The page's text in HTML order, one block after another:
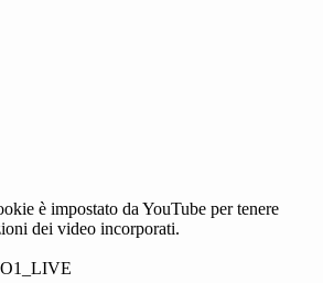
è impostato da YouTube per tenere
dei video incorporati.